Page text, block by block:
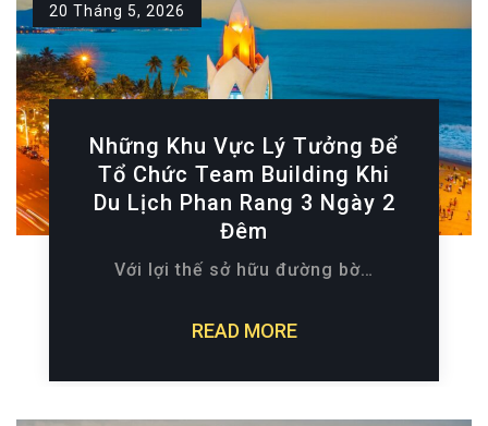
20 Tháng 5, 2026
Những Khu Vực Lý Tưởng Để
Tổ Chức Team Building Khi
Du Lịch Phan Rang 3 Ngày 2
Đêm
Với lợi thế sở hữu đường bờ…
READ MORE